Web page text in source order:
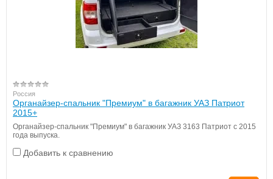
Россия
Органайзер-спальник "Премиум" в багажник УАЗ Патриот
2015+
Органайзер-спальник "Премиум" в багажник УАЗ 3163 Патриот с 2015
года выпуска.
Добавить к сравнению